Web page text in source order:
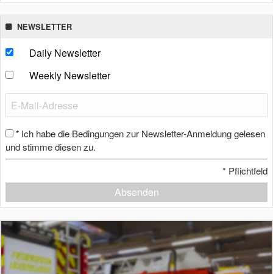
NEWSLETTER
Daily Newsletter
Weekly Newsletter
* Ich habe die Bedingungen zur Newsletter-Anmeldung gelesen
und stimme diesen zu.
* Pflichtfeld
Absenden